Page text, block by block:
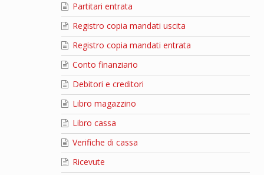
Partitari entrata
Registro copia mandati uscita
Registro copia mandati entrata
Conto finanziario
Debitori e creditori
Libro magazzino
Libro cassa
Verifiche di cassa
Ricevute